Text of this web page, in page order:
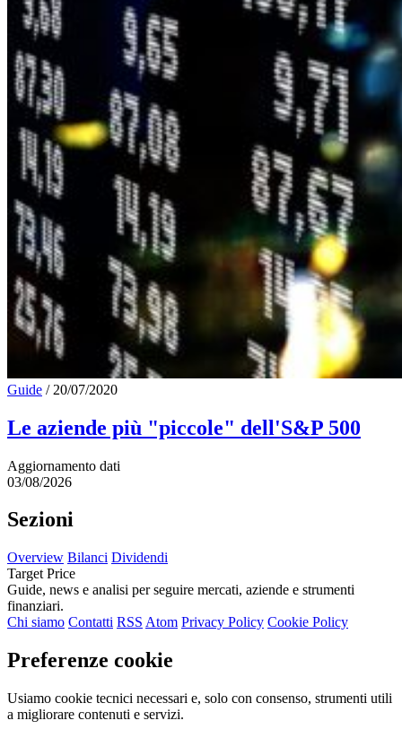
Guide / 20/07/2020
Le aziende più "piccole" dell'S&P 500
Aggiornamento dati
03/08/2026
Sezioni
Overview Bilanci Dividendi
Target Price
Guide, news e analisi per seguire mercati, aziende e strumenti
finanziari.
Chi siamo Contatti RSS Atom Privacy Policy Cookie Policy
Preferenze cookie
Usiamo cookie tecnici necessari e, solo con consenso, strumenti utili
a migliorare contenuti e servizi.